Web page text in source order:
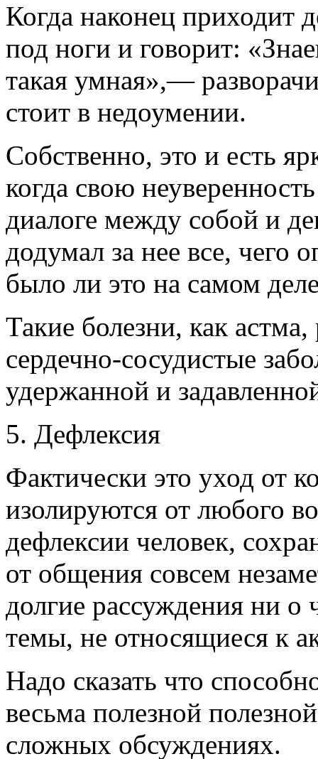
Когда наконец приходит
под ноги и говорит:
такая умная»,—
стоит в недоумении.
Собственно, это и есть
когда свою
диалоге между собой и
додумал за нее все, чего
было ли это на самом
Такие болезни, как
сердечно-сосудистые
удержанной и
5. Дефлексия
Фактически это уход от
изолируются от любого
дефлексии человек,
от общения совсем
долгие рассуждения ни о
темы, не относящиеся к
Надо сказать что
весьма полезной
сложных обсуждениях.